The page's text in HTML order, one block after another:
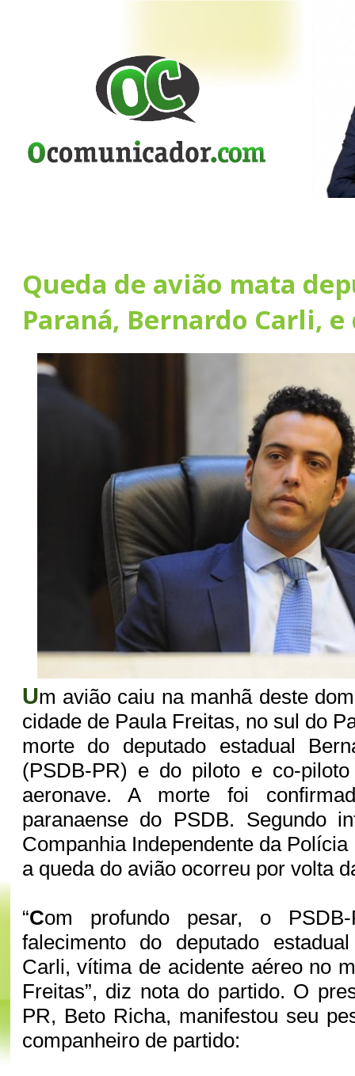
Queda de avião mata
Paraná, Bernardo Carli,
Um avião caiu na manhã deste
cidade de Paula Freitas, no sul do
morte do deputado estadual
(PSDB-PR) e do piloto e co-
aeronave. A morte foi
paranaense do PSDB. Segundo
Companhia Independente da
a queda do avião ocorreu por volta
“Com profundo pesar, o
falecimento do deputado
Carli, vítima de acidente aéreo no
Freitas”, diz nota do partido. O
PR, Beto Richa, manifestou seu
companheiro de partido: